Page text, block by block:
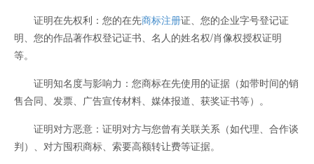
证明在先权利：您的在先商标注册证、您的企业字号登记证
明、您的作品著作权登记证书、名人的姓名权/肖像权授权证明
等。
证明知名度与影响力：您商标在先使用的证据（如带时间的销
售合同、发票、广告宣传材料、媒体报道、获奖证书等）。
证明对方恶意：证明对方与您曾有关联关系（如代理、合作谈
判）、对方囤积商标、索要高额转让费等证据。